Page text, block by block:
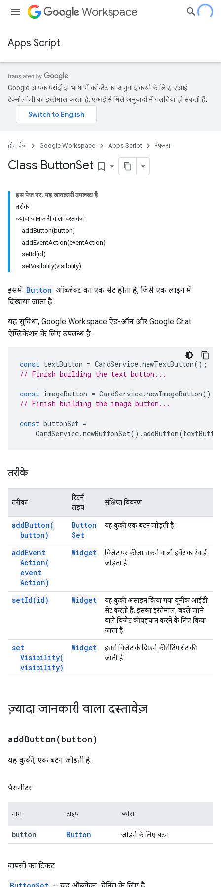
Workspace
Apps Script
Google आपकी पसंदीदा भाषा में कॉन्टेंट का अनुवाद करने के लिए, एआई
टेक्नोलॉजी का इस्तेमाल करता है. एआई से मिले अनुवादों में गलतियां हो सकती हैं.
होम पेज Google Workspace Apps Script रेफ़रंस
Class ButtonSet bookmark_border
इस पेज पर, यह जानकारी उपलब्ध है
तरीके
ज़्यादा जानकारी वाला दस्तावेज़
addButton(button)
addEventAction(eventAction)
setId(id)
setVisibility(visibility)
इसमें Button ऑब्जेक्ट का एक सेट होता है, जिसे एक लाइन में
दिखाया जाता है.
यह सुविधा, Google Workspace ऐड-ऑन और Google Chat
ऐप्लिकेशन के लिए उपलब्ध है.
const textButton = CardService.newTextButton();
// Finish building the text button...
const imageButton = CardService.newImageButton();
// Finish building the image button...
const buttonSet =
CardService.newButtonSet().addButton(
तरीके
तरीका
रिटर्न
टाइप
संक्षिप्त विवरण
addButton(
button)
Button
Set
यह कुकी, एक बटन जोड़ती है.
addEvent
Action(
event
Action)
Widget
विजेट पर की जा सकने वाली इवेंट कार्रवाई
जोड़ता है.
setId(id) Widget
यह कुकी, असाइन किया गया यूनीक आईडी
सेट करती है. इसका इस्तेमाल, बदले जाने
वाले विजेट की पहचान करने के लिए किया
जाता है.
set
Visibility(
visibility)
Widget
इससे विजेट के दिखने की सेटिंग सेट की
जाती है.
ज़्यादा जानकारी वाला दस्तावेज़
addButton(button)
यह कुकी, एक बटन जोड़ती है.
पैरामीटर
नाम टाइप ब्यौरा
button Button जोड़ने के लिए बटन.
वापसी का टिकट